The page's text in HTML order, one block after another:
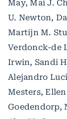
May, Mai J.
U. Newton,
Martijn M.
Verdonck-de
Irwin, Sandi
Alejandro
Mesters,
Goedendorp,